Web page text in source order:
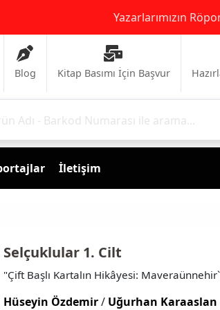
Yazarlarımızın
Blog Kitap Basımı İçin Başvur
İletişim
Selçuklular 1. Cilt
"Çift Başlı Kartalın Hikâyesi:
Hüseyin Özdemir/ Uğurhan Karaaslan